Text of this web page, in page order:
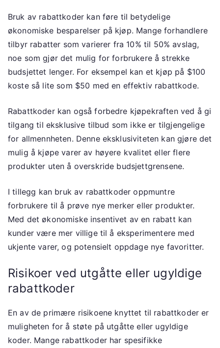
Bruk av rabattkoder kan føre til betydelige
økonomiske besparelser på kjøp. Mange forhandlere
tilbyr rabatter som varierer fra 10% til 50% avslag,
noe som gjør det mulig for forbrukere å strekke
budsjettet lenger. For eksempel kan et kjøp på $100
koste så lite som $50 med en effektiv rabattkode.
Rabattkoder kan også forbedre kjøpekraften ved å gi
tilgang til eksklusive tilbud som ikke er tilgjengelige
for allmennheten. Denne eksklusiviteten kan gjøre det
mulig å kjøpe varer av høyere kvalitet eller flere
produkter uten å overskride budsjettgrensene.
I tillegg kan bruk av rabattkoder oppmuntre
forbrukere til å prøve nye merker eller produkter.
Med det økonomiske insentivet av en rabatt kan
kunder være mer villige til å eksperimentere med
ukjente varer, og potensielt oppdage nye favoritter.
Risikoer ved utgåtte eller ugyldige
rabattkoder
En av de primære risikoene knyttet til rabattkoder er
muligheten for å støte på utgåtte eller ugyldige
koder. Mange rabattkoder har spesifikke